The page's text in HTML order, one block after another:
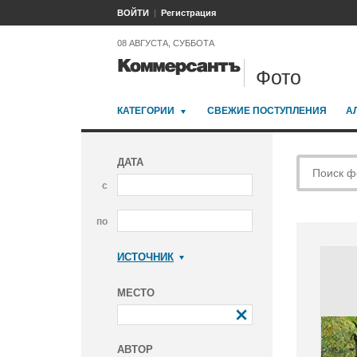
ВОЙТИ Регистрация
08 АВГУСТА, СУББОТА
Фото
КАТЕГОРИИ СВЕЖИЕ ПОСТУПЛЕНИЯ
ДАТА
с
по
ИСТОЧНИК
МЕСТО
АВТОР